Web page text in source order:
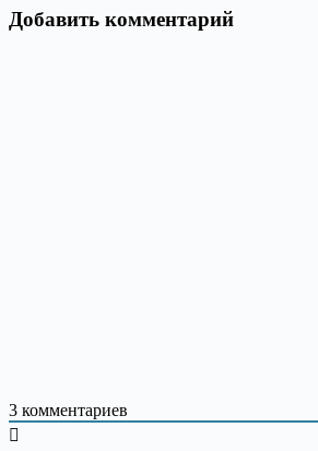
Добавить комментарий
3 комментариев